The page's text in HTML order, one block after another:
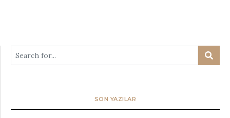
SON YAZILAR